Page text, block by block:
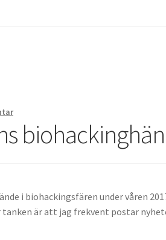
i biohackingsfären under våren
tanken är att jag frekvent postar